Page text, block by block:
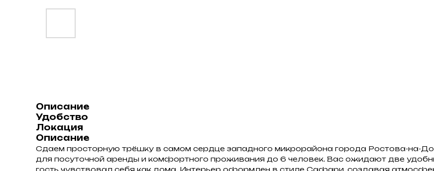
Описание
Удобство
Локация
Описание
Сдаем просторную трёшку в самом сердце западного микрорайона города Ростова-на-
для посуточной аренды и комфортного проживания до 6 человек. Вас ожидают две
гость чувствовал себя как дома. Интерьер оформлен в стиле Сафари, создавая